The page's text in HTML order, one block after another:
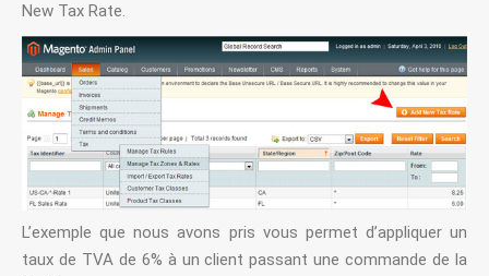
New Tax Rate.
L’exemple que nous avons pris vous permet d’appliquer un
taux de TVA de 6% à un client passant une commande de la